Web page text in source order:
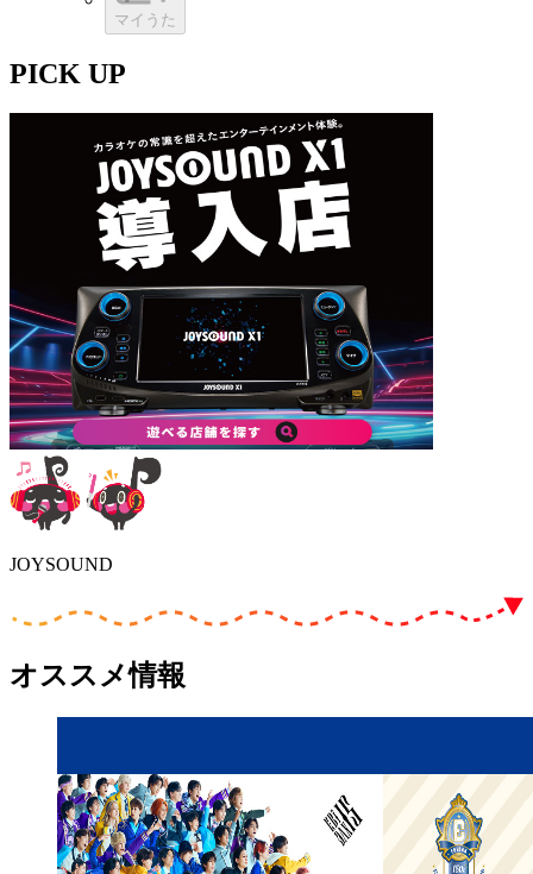
マイうた
PICK UP
JOYSOUND
オススメ情報